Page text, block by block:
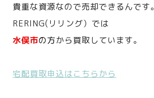
貴重な資源なので売却できるんです。
RERING(リリング）では
水俣市の方から買取しています。
宅配買取申込はこちらから